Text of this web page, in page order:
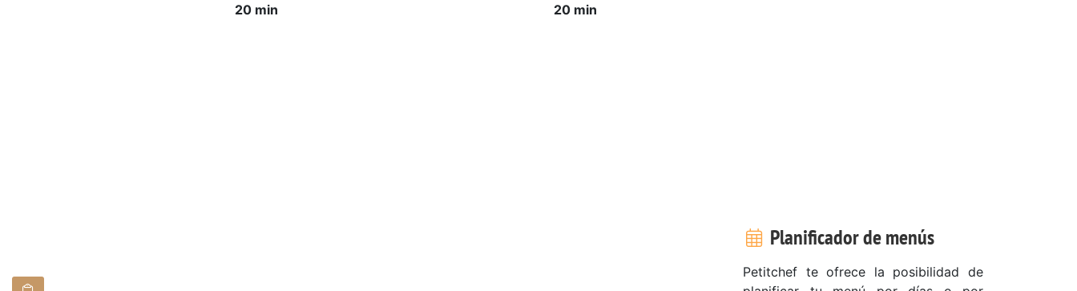
20 min
20 min
Planificador de menús
Petitchef te ofrece la posibilidad de